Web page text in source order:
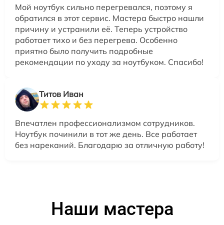
Мой ноутбук сильно перегревался, поэтому я
обратился в этот сервис. Мастера быстро нашли
причину и устранили её. Теперь устройство
работает тихо и без перегрева. Особенно
приятно было получить подробные
рекомендации по уходу за ноутбуком. Спасибо!
Титов Иван
Впечатлен профессионализмом сотрудников.
Ноутбук починили в тот же день. Все работает
без нареканий. Благодарю за отличную работу!
Наши мастера